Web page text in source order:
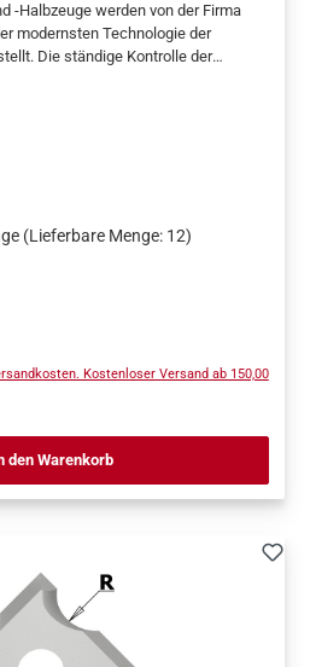
-Halbzeuge werden von der Firma
modernsten Technologie der
Die ständige Kontrolle der
der europäischen Normen
Wendeplatten.Wenn Sie
(Lieferbare Menge: 12)
Kostenloser Versand ab 150,00
den Warenkorb